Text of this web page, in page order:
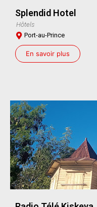
Splendid Hotel
Hôtels
Port-au-Prince
En savoir plus